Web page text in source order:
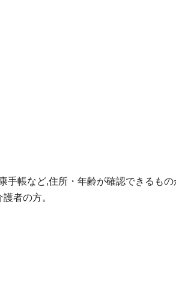
手帳など,住所・年齢が確認できるもの
者の方。